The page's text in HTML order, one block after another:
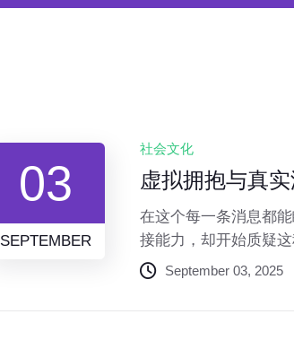
03
SEPTEMBER
社会文化
虚拟拥抱与真
在这个每一条消息都
接能力，却开始质疑
时通讯中的简短回复
September 03, 2025